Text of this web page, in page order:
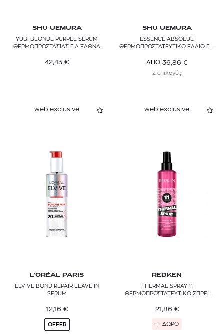
SHU UEMURA
YUBI BLONDE PURPLE SERUM
ΘΕΡΜΟΠΡΟΣΤΑΣΙΑΣ ΓΙΑ ΞΑΘΝΑ
42,43 €
SHU UEMURA
ESSENCE ABSOLUE
ΘΕΡΜΟΠΡΟΣΤΑΤΕΥΤΙΚΟ EΛΑΙΟ ΓΙΑ
ΑΠΟ 36,86 €
2 επιλογές
web exclusive
L’ORÉAL PARIS
ELVIVE BOND REPAIR LEAVE IN
SERUM
12,16 €
OFFER
web exclusive
REDKEN
THERMAL SPRAY 11
ΘΕΡΜΟΠΡΟΣΤΑΤΕΥΤΙΚΟ ΣΠΡΕΙ
ΕΛΕΓΧΟΥ
21,86 €
ΔΩΡΟ